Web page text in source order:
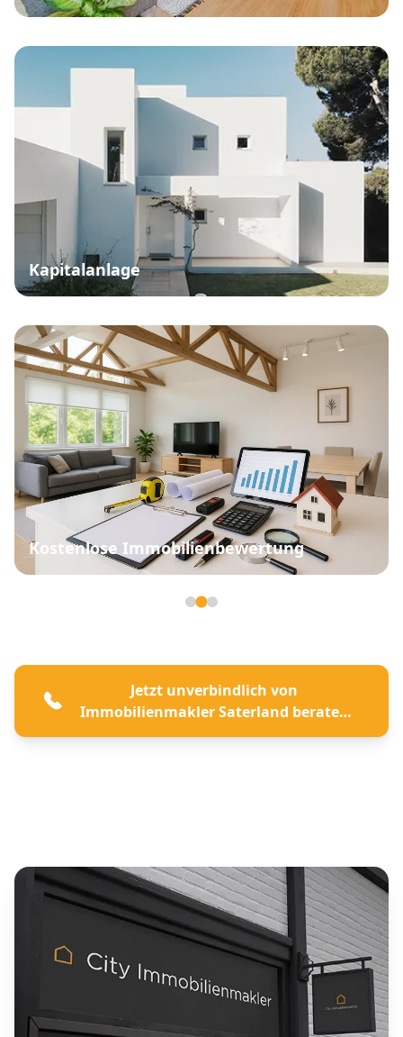
Kapitalanlage
Kostenlose Immobilienbewertung
Jetzt unverbindlich von
Immobilienmakler Saterland beraten
lassen